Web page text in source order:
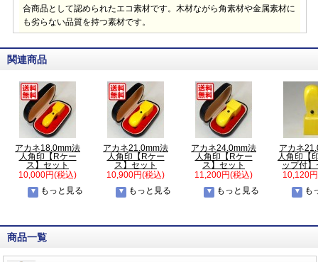
合商品として認められたエコ素材です。木材ながら角素材や金属素材に
も劣らない品質を持つ素材です。
関連商品
アカネ18.0mm法
人角印【Rケー
ス】セット
10,000円(税込)
もっと見る
アカネ21.0mm法
人角印【Rケー
ス】セット
10,900円(税込)
もっと見る
アカネ24.0mm法
人角印【Rケー
ス】セット
11,200円(税込)
もっと見る
アカネ
人角印【
ップ付
10,120
も
商品一覧